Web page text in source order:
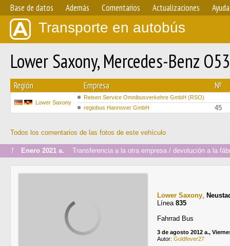
Base de datos Además Comentarios Actualizaciones Ayuda
Transporte en autobús
Lower Saxony, Mercedes-Benz
Región Empresa №
Lower Saxony
Reisen Service Omnibusverkehre GmbH (RSO)
regiobus Hannover GmbH
45
Todos los comentarios de las fotos de este vehículo
↑ Enero 2021 a. Transferencia a la otra empresa / devolución a la
Lower Saxony,
Línea 835
Fahrrad Bus
3 de agosto 2012 a.,
Autor: Goldfever27